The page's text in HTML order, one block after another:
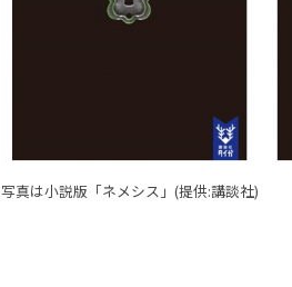
写真は小説版「ネメシス」(提供:講談社)